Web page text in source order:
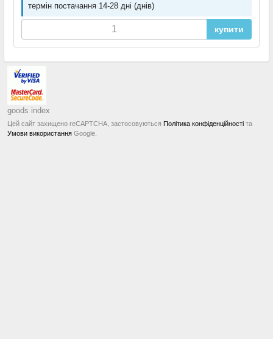
термін постачання 14-28 дні (днів)
купити
goods index
Цей сайт захищено reCAPTCHA, застосовуються Політика конфіденційності та
Умови використання Google.